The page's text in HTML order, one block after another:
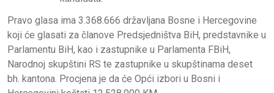
Pravo glasa ima 3.368.666 državljana Bosne i Hercegovine
koji će glasati za članove Predsjedništva BiH, predstavnike u
Parlamentu BiH, kao i zastupnike u Parlamenta FBiH,
Narodnoj skupštini RS te zastupnike u skupštinama deset
bh. kantona. Procjena je da će Opći izbori u Bosni i